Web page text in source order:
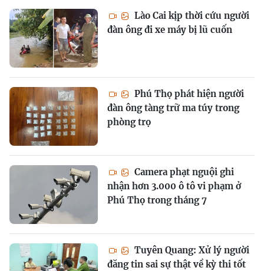
Lào Cai kịp thời cứu người
đàn ông đi xe máy bị lũ cuốn
Phú Thọ phát hiện người
đàn ông tàng trữ ma túy trong
phòng trọ
Camera phạt nguội ghi
nhận hơn 3.000 ô tô vi phạm ở
Phú Thọ trong tháng 7
Tuyên Quang: Xử lý người
đăng tin sai sự thật về kỳ thi tốt